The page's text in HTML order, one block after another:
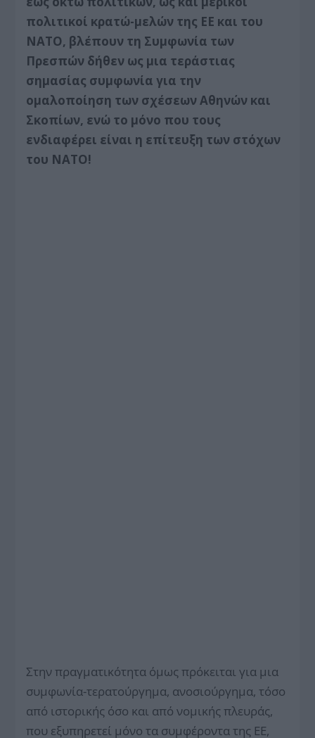
πολιτικοί κρατώ-μελών της ΕΕ και του
ΝΑΤΟ, βλέπουν τη Συμφωνία των
Πρεσπών δήθεν ως μια τεράστιας
σημασίας συμφωνία για την
ομαλοποίηση των σχέσεων Αθηνών και
Σκοπίων, ενώ το μόνο που τους
ενδιαφέρει είναι η επίτευξη των στόχων
του ΝΑΤΟ!
Στην πραγματικότητα όμως πρόκειται για μια
συμφωνία-τερατούργημα, ανοσιούργημα, τόσο
από ιστορικής όσο και από νομικής πλευράς,
που εξυπηρετεί μόνο τα συμφέροντα της ΕΕ,